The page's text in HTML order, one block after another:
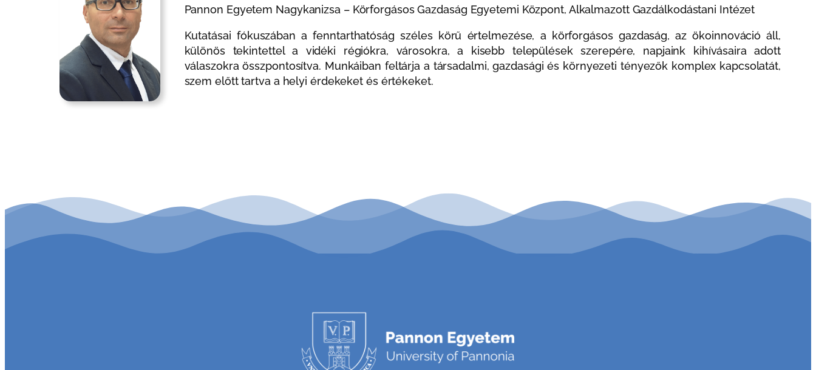
Pannon Egyetem Nagykanizsa – Körforgásos Gazdaság Egyetemi Központ, Alkalmazott Gazdálkodástani Intézet
Kutatásai fókuszában a fenntarthatóság széles körű értelmezése, a körforgásos gazdaság, az ökoinnováció áll,
különös tekintettel a vidéki régiókra, városokra, a kisebb települések szerepére, napjaink kihívásaira adott
válaszokra összpontosítva. Munkáiban feltárja a társadalmi, gazdasági és környezeti tényezők komplex kapcsolatát,
szem előtt tartva a helyi érdekeket és értékeket.